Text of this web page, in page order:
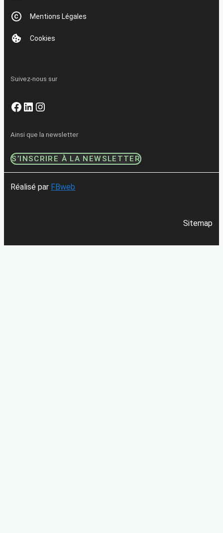
Mentions Légales
Cookies
Suivez-nous sur
Facebook
LinkedIn
Instagram
Ainsi que la newsletter
S’INSCRIRE À LA NEWSLETTER
Réalisé par FBweb
Sitemap